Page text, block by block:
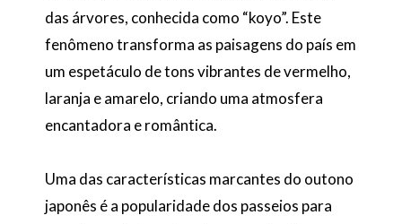
das árvores, conhecida como “koyo”. Este
fenômeno transforma as paisagens do país em
um espetáculo de tons vibrantes de vermelho,
laranja e amarelo, criando uma atmosfera
encantadora e romântica.
Uma das características marcantes do outono
japonês é a popularidade dos passeios para